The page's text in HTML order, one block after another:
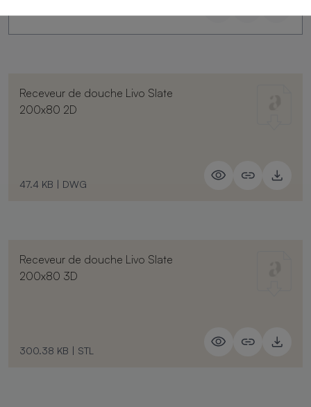
Receveur de douche Livo Slate
200x80 2D
47.4 KB | DWG
Receveur de douche Livo Slate
200x80 3D
300.38 KB | STL